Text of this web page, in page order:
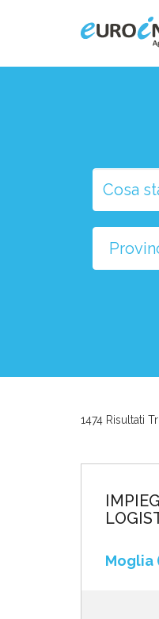
1474 Risultati
Moglia